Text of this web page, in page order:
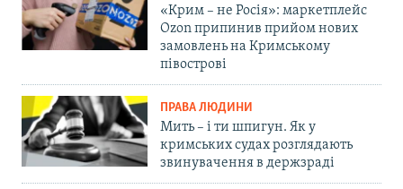
«Крим – не Росія»: маркетплейс
Ozon припинив прийом нових
замовлень на Кримському
півострові
ПРАВА ЛЮДИНИ
Мить – і ти шпигун. Як у
кримських судах розглядають
звинувачення в держзраді